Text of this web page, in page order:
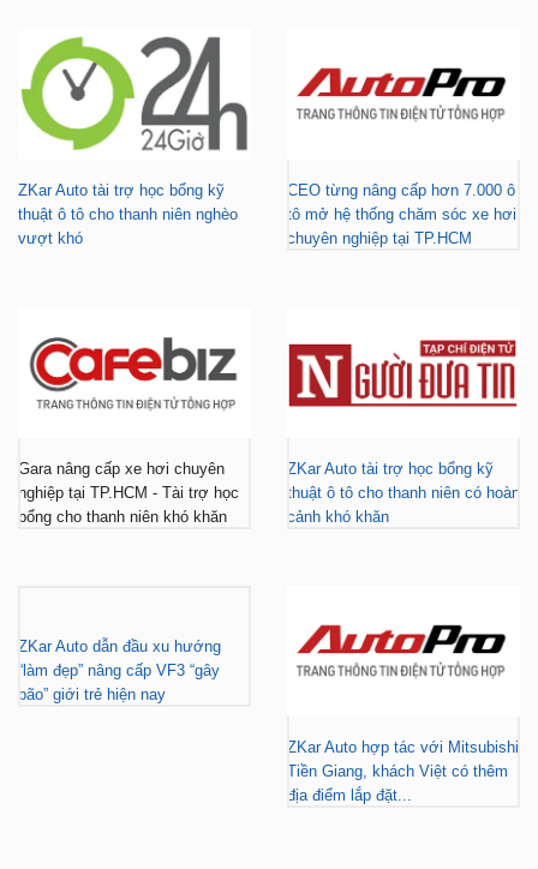
ZKar Auto tài trợ học bổng kỹ
thuật ô tô cho thanh niên nghèo
vượt khó
CEO từng nâng cấp hơn 7.000 ô
tô mở hệ thống chăm sóc xe hơi
chuyên nghiệp tại TP.HCM
Gara nâng cấp xe hơi chuyên
nghiệp tại TP.HCM - Tài trợ học
bổng cho thanh niên khó khăn
ZKar Auto tài trợ học bổng kỹ
thuật ô tô cho thanh niên có hoàn
cảnh khó khăn
ZKar Auto dẫn đầu xu hướng
“làm đẹp” nâng cấp VF3 “gây
bão” giới trẻ hiện nay
ZKar Auto hợp tác với Mitsubishi
Tiền Giang, khách Việt có thêm
địa điểm lắp đặt...